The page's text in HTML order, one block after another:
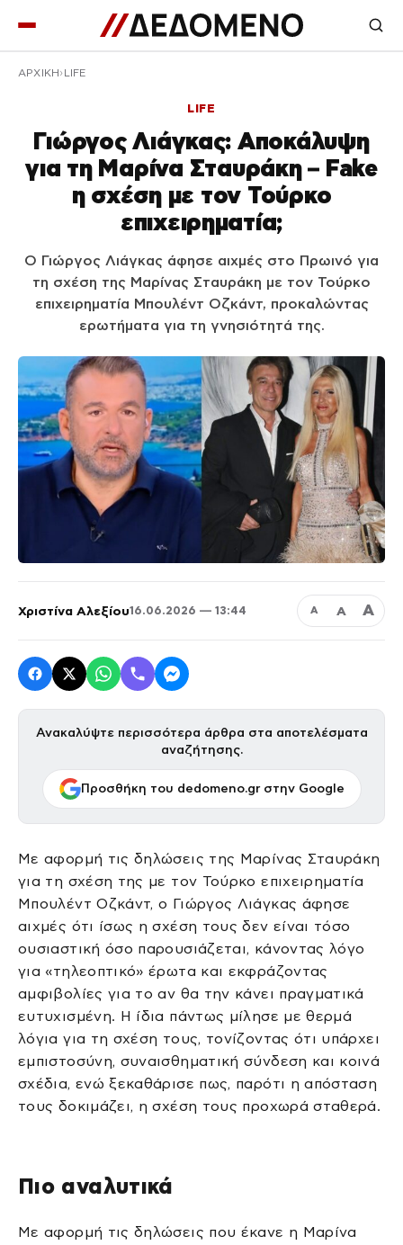
ΑΡΧΙΚΉ LIFE
LIFE
Γιώργος Λιάγκας: Αποκάλυψη
για τη Μαρίνα Σταυράκη – Fake
η σχέση με τον Τούρκο
επιχειρηματία;
Ο Γιώργος Λιάγκας άφησε αιχμές στο Πρωινό για
τη σχέση της Μαρίνας Σταυράκη με τον Τούρκο
επιχειρηματία Μπουλέντ Οζκάντ, προκαλώντας
ερωτήματα για τη γνησιότητά της.
Χριστίνα Αλεξίου16.06.2026 — 13:44 Α Α Α
Ανακαλύψτε περισσότερα άρθρα στα αποτελέσματα
αναζήτησης.
Προσθήκη του dedomeno.gr στην Google
Με αφορμή τις δηλώσεις της Μαρίνας Σταυράκη
για τη σχέση της με τον Τούρκο επιχειρηματία
Μπουλέντ Οζκάντ, ο Γιώργος Λιάγκας άφησε
αιχμές ότι ίσως η σχέση τους δεν είναι τόσο
ουσιαστική όσο παρουσιάζεται, κάνοντας λόγο
για «τηλεοπτικό» έρωτα και εκφράζοντας
αμφιβολίες για το αν θα την κάνει πραγματικά
ευτυχισμένη. Η ίδια πάντως μίλησε με θερμά
λόγια για τη σχέση τους, τονίζοντας ότι υπάρχει
εμπιστοσύνη, συναισθηματική σύνδεση και κοινά
σχέδια, ενώ ξεκαθάρισε πως, παρότι η απόσταση
τους δοκιμάζει, η σχέση τους προχωρά σταθερά.
Πιο αναλυτικά
Με αφορμή τις δηλώσεις που έκανε η Μαρίνα